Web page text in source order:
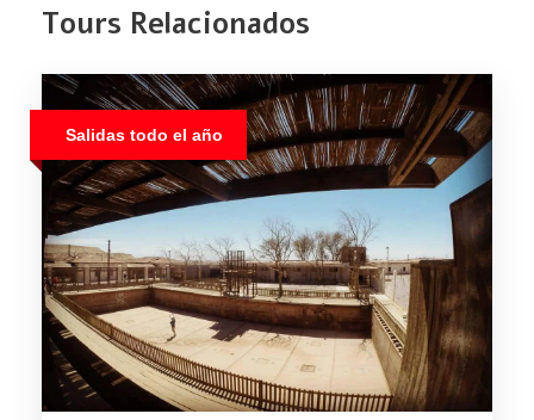
Tours Relacionados
Salidas todo el año